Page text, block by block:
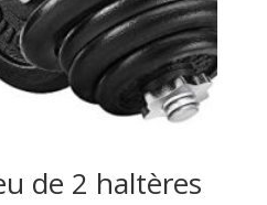
de 2 haltères